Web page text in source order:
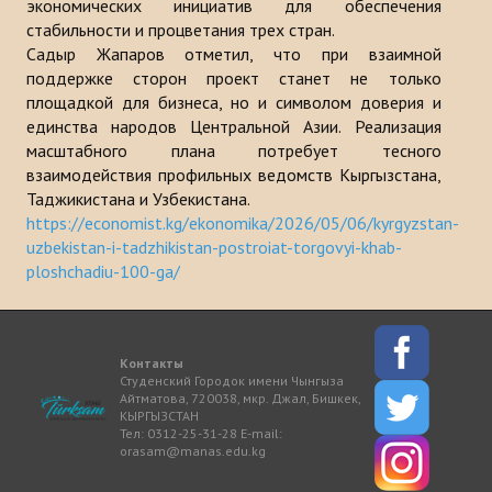
экономических инициатив для обеспечения
стабильности и процветания трех стран.
Садыр Жапаров отметил, что при взаимной
поддержке сторон проект станет не только
площадкой для бизнеса, но и символом доверия и
единства народов Центральной Азии. Реализация
масштабного плана потребует тесного
взаимодействия профильных ведомств Кыргызстана,
Таджикистана и Узбекистана.
https://economist.kg/ekonomika/2026/05/06/kyrgyzstan-
uzbekistan-i-tadzhikistan-postroiat-torgovyi-khab-
ploshchadiu-100-ga/
Контакты
Студенский Городок имени Чынгыза
Айтматова, 720038, мкр. Джал, Бишкек,
КЫРГЫЗСТАН
Тел: 0312-25-31-28 E-mail:
orasam@manas.edu.kg